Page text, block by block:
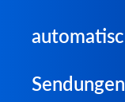
Sendungen